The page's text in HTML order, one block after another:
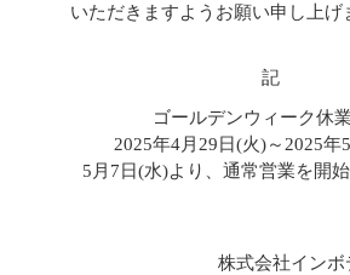
いただきますようお願い申し上げ
記
ゴールデンウィーク休
2025年4月29日(火)～2025年
5月7日(水)より、通常営業を開始
株式会社イン